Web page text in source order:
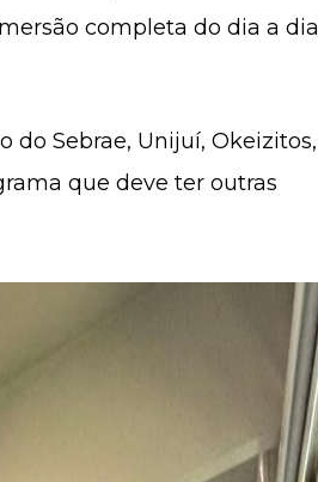
completa do dia a dia
do Sebrae, Unijuí, Okeizitos,
que deve ter outras